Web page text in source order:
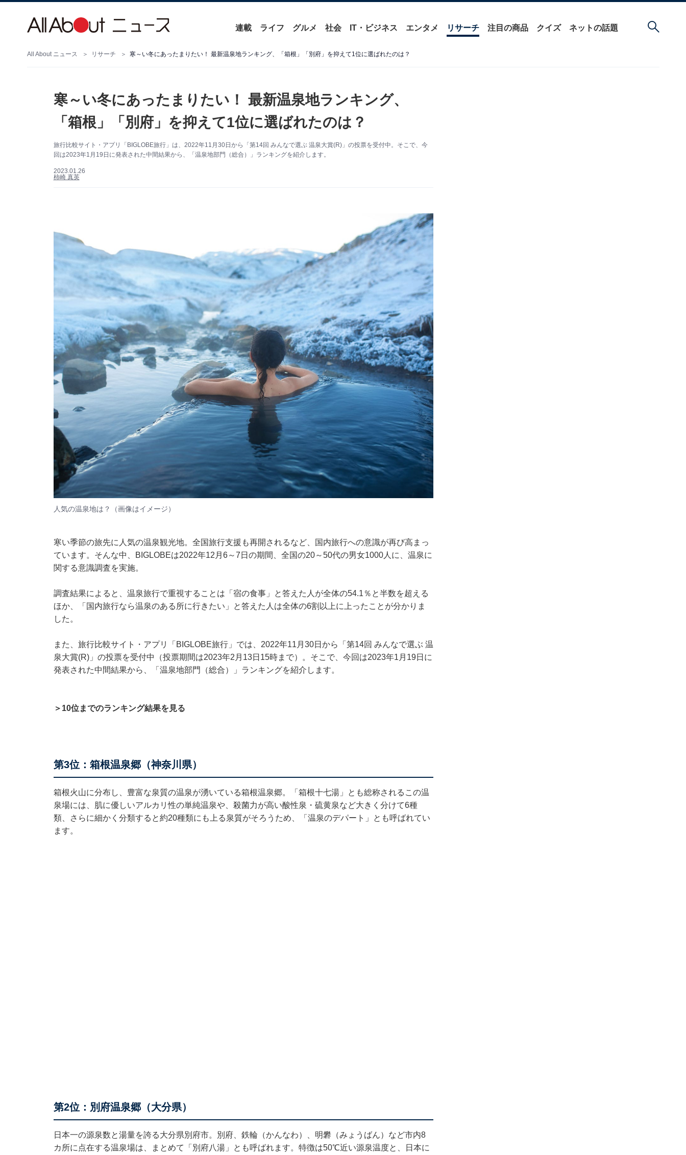
連載 ライフ グルメ 社会 IT・ビジネス エンタメ リサーチ 注目の商品 クイズ ネットの話題
All About ニュース リサーチ 寒～い冬にあったまりたい！ 最新温泉地ランキング、「箱根」「別府」を抑えて1位に選ばれたのは？
寒～い冬にあったまりたい！ 最新温泉地ランキング、
「箱根」「別府」を抑えて1位に選ばれたのは？
旅行比較サイト・アプリ「BIGLOBE旅行」は、2022年11月30日から「第14回 みんなで選ぶ 温泉大賞(R)」の投票を受付中。そこで、今
回は2023年1月19日に発表された中間結果から、「温泉地部門（総合）」ランキングを紹介します。
2023.01.26
柿崎 真英
人気の温泉地は？（画像はイメージ）
寒い季節の旅先に人気の温泉観光地。全国旅行支援も再開されるなど、国内旅行への意識が再び高まっ
ています。そんな中、BIGLOBEは2022年12月6～7日の期間、全国の20～50代の男女1000人に、温泉に
関する意識調査を実施。
調査結果によると、温泉旅行で重視することは「宿の食事」と答えた人が全体の54.1％と半数を超える
ほか、「国内旅行なら温泉のある所に行きたい」と答えた人は全体の6割以上に上ったことが分かりま
した。
また、旅行比較サイト・アプリ「BIGLOBE旅行」では、2022年11月30日から「第14回 みんなで選ぶ 温
泉大賞(R)」の投票を受付中（投票期間は2023年2月13日15時まで）。そこで、今回は2023年1月19日に
発表された中間結果から、「温泉地部門（総合）」ランキングを紹介します。
＞10位までのランキング結果を見る
第3位：箱根温泉郷（神奈川県）
箱根火山に分布し、豊富な泉質の温泉が湧いている箱根温泉郷。「箱根十七湯」とも総称されるこの温
泉場には、肌に優しいアルカリ性の単純温泉や、殺菌力が高い酸性泉・硫黄泉など大きく分けて6種
類、さらに細かく分類すると約20種類にも上る泉質がそろうため、「温泉のデパート」とも呼ばれてい
ます。
第2位：別府温泉郷（大分県）
日本一の源泉数と湯量を誇る大分県別府市。別府、鉄輪（かんなわ）、明礬（みょうばん）など市内8
カ所に点在する温泉場は、まとめて「別府八湯」とも呼ばれます。特徴は50℃近い源泉温度と、日本に